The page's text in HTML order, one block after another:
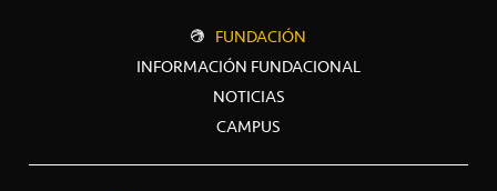
FUNDACIÓN
INFORMACIÓN FUNDACIONAL
NOTICIAS
CAMPUS